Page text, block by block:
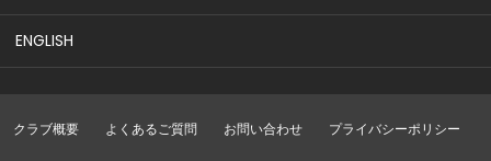
ENGLISH
クラブ概要 よくあるご質問 お問い合わせ プライバシーポリシー